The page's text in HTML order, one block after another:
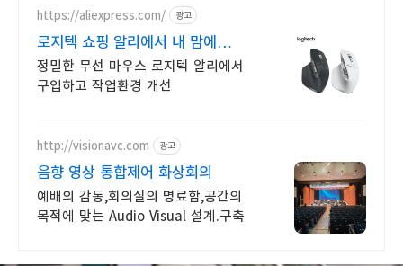
https://aliexpress.com/ 광고
로지텍 쇼핑 알리에서 내 맘에
쏙드는 오늘의 특가
정밀한 무선 마우스 로지텍 알리에서
구입하고 작업환경 개선
http://visionavc.com 광고
음향 영상 통합제어 화상회의
예배의 감동,회의실의 명료함,공간의
목적에 맞는 Audio Visual 설계.구축